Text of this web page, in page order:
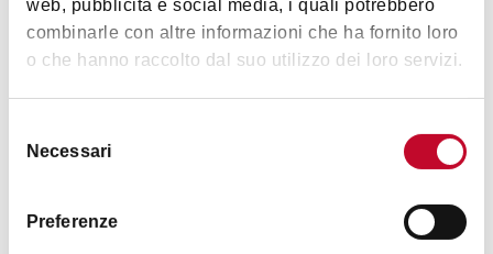
web, pubblicità e social media, i quali potrebbero
combinarle con altre informazioni che ha fornito loro
o che hanno raccolto dal suo utilizzo dei loro servizi.
delNecessari
Preferenze
STAZIONE